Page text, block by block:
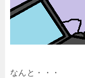
なんと・・・